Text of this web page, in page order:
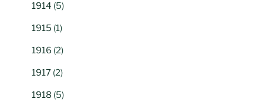
1914 (5)
1915 (1)
1916 (2)
1917 (2)
1918 (5)